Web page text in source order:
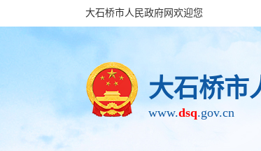
大石桥市人民政府网欢迎您
大石桥市
www.dsq.gov.cn